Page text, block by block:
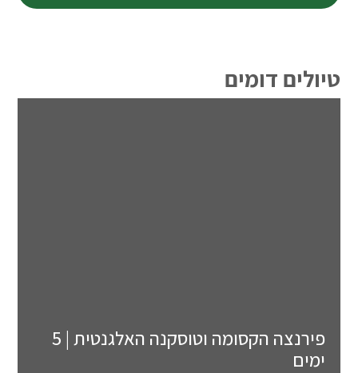
טיולים דומים
פירנצה הקסומה וטוסקנה האלגנטית | 5
ימים